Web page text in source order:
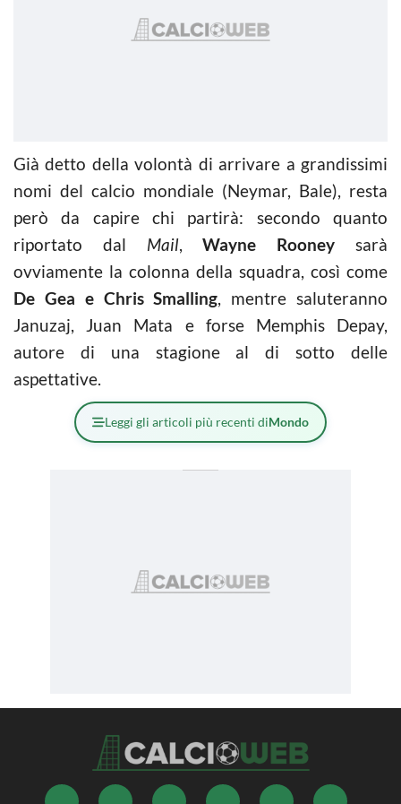
Già detto della volontà di arrivare a grandissimi
nomi del calcio mondiale (Neymar, Bale), resta
però da capire chi partirà: secondo quanto
riportato dal Mail,Wayne Rooney sarà
ovviamente la colonna della squadra, così come
De Gea e Chris Smalling, mentre saluteranno
Januzaj, Juan Mata e forse Memphis Depay,
autore di una stagione al di sotto delle
aspettative.
Leggi gli articoli più recenti diMondo